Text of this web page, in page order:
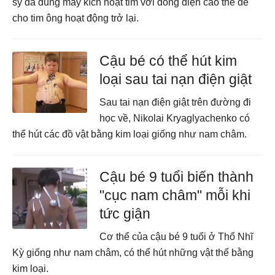
sỹ đã dùng máy kích hoạt tim với dòng điện cao thế để
cho tim ông hoạt động trở lại.
Cậu bé có thể hút kim
loại sau tai nạn điện giật
Sau tai nạn điện giật trên đường đi
học về, Nikolai Kryaglyachenko có
thể hút các đồ vật bằng kim loại giống như nam châm.
Cậu bé 9 tuổi biến thành
"cục nam châm" mỗi khi
tức giận
Cơ thể của cậu bé 9 tuổi ở Thổ Nhĩ
Kỳ giống như nam châm, có thể hút những vật thể bằng
kim loại.